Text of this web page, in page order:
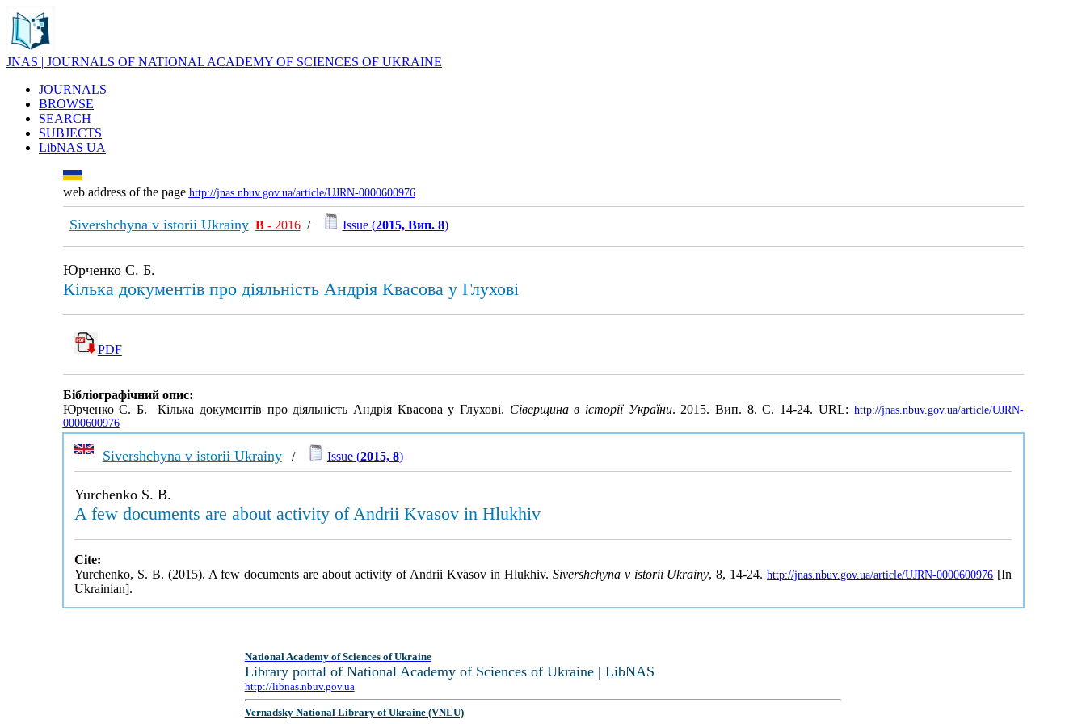
JNAS | JOURNALS OF NATIONAL ACADEMY OF SCIENCES OF UKRAINE
JOURNALS
BROWSE
SEARCH
SUBJECTS
LibNAS UA
web address of the page http://jnas.nbuv.gov.ua/article/UJRN-0000600976
Sivershchyna v istorii Ukrainy В- 2016/ Issue (2015, Вип. 8)
Юрченко С. Б.
Кілька документів про діяльність Андрія Квасова у Глухові
PDF
Бібліографічний опис:
Юрченко С. Б. Кілька документів про діяльність Андрія Квасова у Глухові. Сіверщина в історії України. 2015. Вип. 8. С. 14-24. URL: http://jnas.nbuv.gov.ua/article/UJRN-
0000600976
Sivershchyna v istorii Ukrainy/ Issue (2015, 8)
Yurchenko S. B.
A few documents are about activity of Andrii Kvasov in Hlukhiv
Cite:
Yurchenko, S. B. (2015). A few documents are about activity of Andrii Kvasov in Hlukhiv. Sivershchyna v istorii Ukrainy, 8, 14-24.http://jnas.nbuv.gov.ua/article/UJRN-0000600976 [In
Ukrainian].
National Academy of Sciences of Ukraine
Library portal of National Academy of Sciences of Ukraine | LibNAS
http://libnas.nbuv.gov.ua
Vernadsky National Library of Ukraine (VNLU)